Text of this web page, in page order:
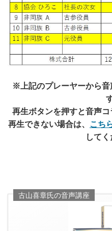
※上記のプレーヤーから音
再生ボタンを押すと音声コ
再生できない場合は、 こち
してく
古山喜章氏の音声講座